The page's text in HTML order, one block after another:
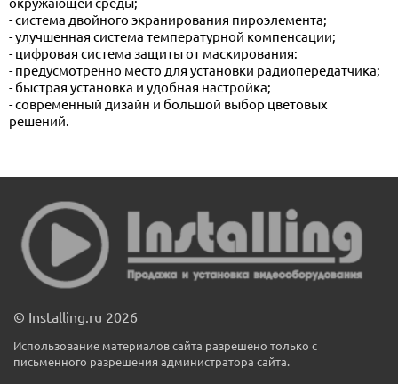
- система двойного экранирования пироэлемента;
- улучшенная система температурной компенсации;
- цифровая система защиты от маскирования:
- предусмотренно место для установки радиопередатчика;
- быстрая установка и удобная настройка;
- современный дизайн и большой выбор цветовых
решений.
© Installing.ru 2026
Использование материалов сайта разрешено только с
письменного разрешения администратора сайта.